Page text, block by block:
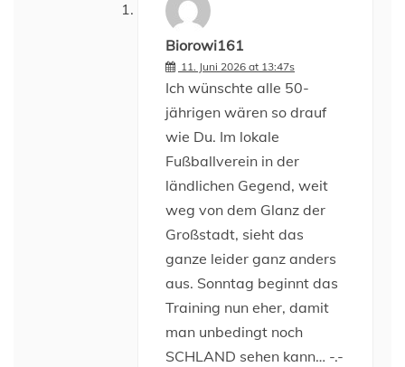
Biorowi161
11. Juni 2026 at 13:47s
Ich wünschte alle 50-
jährigen wären so drauf
wie Du. Im lokale
Fußballverein in der
ländlichen Gegend, weit
weg von dem Glanz der
Großstadt, sieht das
ganze leider ganz anders
aus. Sonntag beginnt das
Training nun eher, damit
man unbedingt noch
SCHLAND sehen kann… -.-